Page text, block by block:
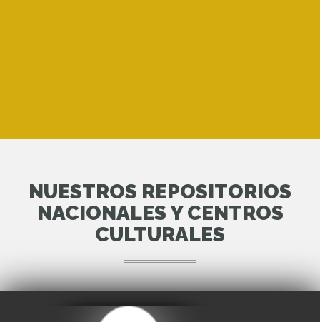
NUESTROS REPOSITORIOS
NACIONALES Y CENTROS
CULTURALES